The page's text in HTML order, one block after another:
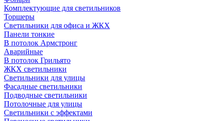
Комплектующие для светильников
Торшеры
Светильники для офиса и ЖКХ
Панели тонкие
В потолок Армстронг
Аварийные
В потолок Грильято
ЖКХ светильники
Светильники для улицы
Фасадные светильники
Подводные светильники
Потолочные для улицы
Светильники с эффектами